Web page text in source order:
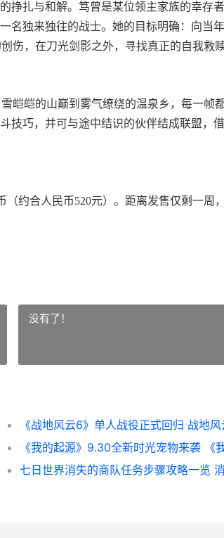
挣扎与和解。笃曾是某位领主家族的幸存
名独来独往的战士。她的目标明确：向当
伤，在刀光剑影之外，寻找真正的自我救赎
皑皑的山巅到雾气缭绕的温泉乡，每一帧
技巧，并可与途中结识的伙伴结成联盟，
（约合人民币520元）。距离发售仅剩一周
没有了！